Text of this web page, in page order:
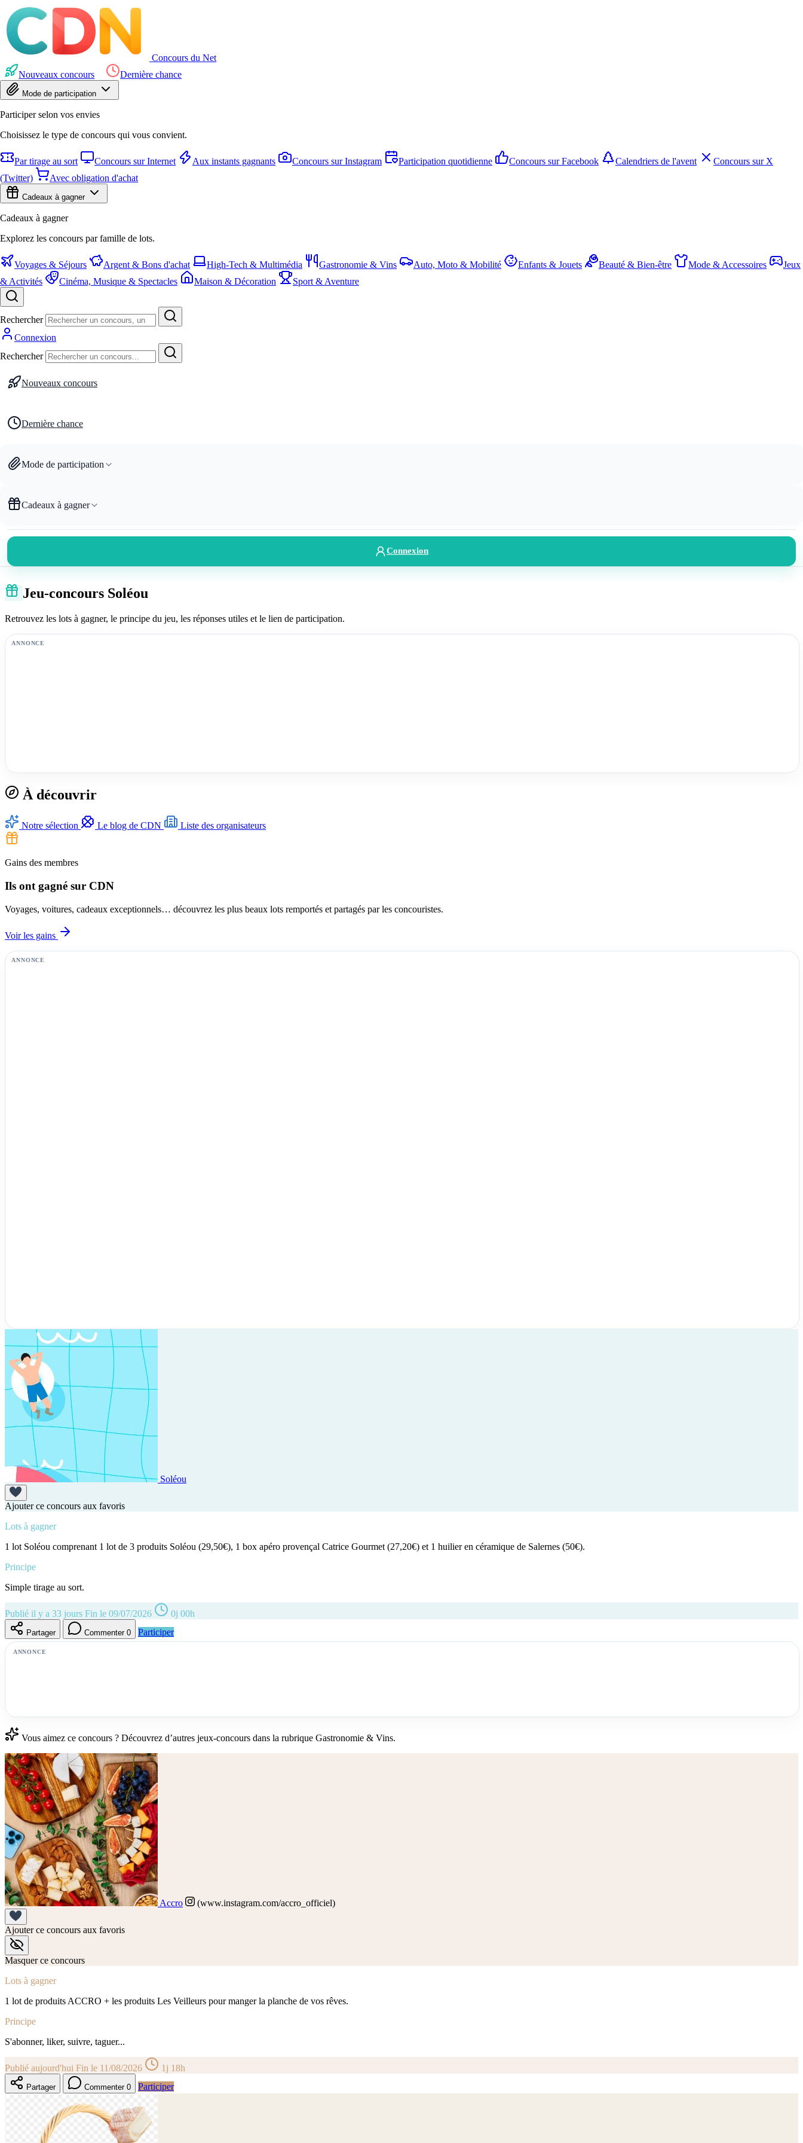
Concours du Net
Nouveaux concours
Dernière chance
Mode de participation
Participer selon vos envies
Choisissez le type de concours qui vous convient.
Par tirage au sort Concours sur Internet Aux instants gagnants Concours sur Instagram Participation quotidienne Concours sur Facebook Calendriers de l'avent
Concours sur X
(Twitter)
Avec obligation d'achat
Cadeaux à gagner
Cadeaux à gagner
Explorez les concours par famille de lots.
Voyages & Séjours Argent & Bons d'achat High-Tech & Multimédia Gastronomie & Vins Auto, Moto & Mobilité Enfants & Jouets Beauté & Bien-être Mode & Accessoires
Jeux
& Activités
Cinéma, Musique & Spectacles Maison & Décoration Sport & Aventure
Rechercher
Connexion
Rechercher
Nouveaux concours
Dernière chance
Mode de participation
Cadeaux à gagner
Connexion
Jeu-concours Soléou
Retrouvez les lots à gagner, le principe du jeu, les réponses utiles et le lien de participation.
ANNONCE
À découvrir
Notre sélection Le blog de CDN Liste des organisateurs
Gains des membres
Ils ont gagné sur CDN
Voyages, voitures, cadeaux exceptionnels… découvrez les plus beaux lots remportés et partagés par les concouristes.
Voir les gains
ANNONCE
Soléou
Ajouter ce concours aux favoris
Lots à gagner
1 lot Soléou comprenant 1 lot de 3 produits Soléou (29,50€), 1 box apéro provençal Catrice Gourmet (27,20€) et 1 huilier en céramique de Salernes (50€).
Principe
Simple tirage au sort.
Publié il y a 33 jours Fin le 09/07/2026 0j 00h
Partager Commenter 0 Participer
ANNONCE
Vous aimez ce concours ? Découvrez d’autres jeux-concours dans la rubrique Gastronomie & Vins.
Accro (www.instagram.com/accro_officiel)
Ajouter ce concours aux favoris
Masquer ce concours
Lots à gagner
1 lot de produits ACCRO + les produits Les Veilleurs pour manger la planche de vos rêves.
Principe
S'abonner, liker, suivre, taguer...
Publié aujourd'hui Fin le 11/08/2026 1j 18h
Partager Commenter 0 Participer